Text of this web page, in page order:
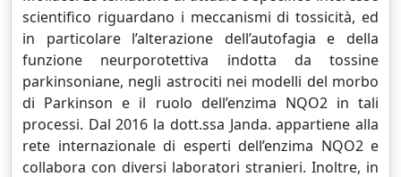
scientifico riguardano i meccanismi di tossicità, ed
in particolare l’alterazione dell’autofagia e della
funzione neurporotettiva indotta da tossine
parkinsoniane, negli astrociti nei modelli del morbo
di Parkinson e il ruolo dell’enzima NQO2 in tali
processi. Dal 2016 la dott.ssa Janda. appartiene alla
rete internazionale di esperti dell’enzima NQO2 e
collabora con diversi laboratori stranieri. Inoltre, in